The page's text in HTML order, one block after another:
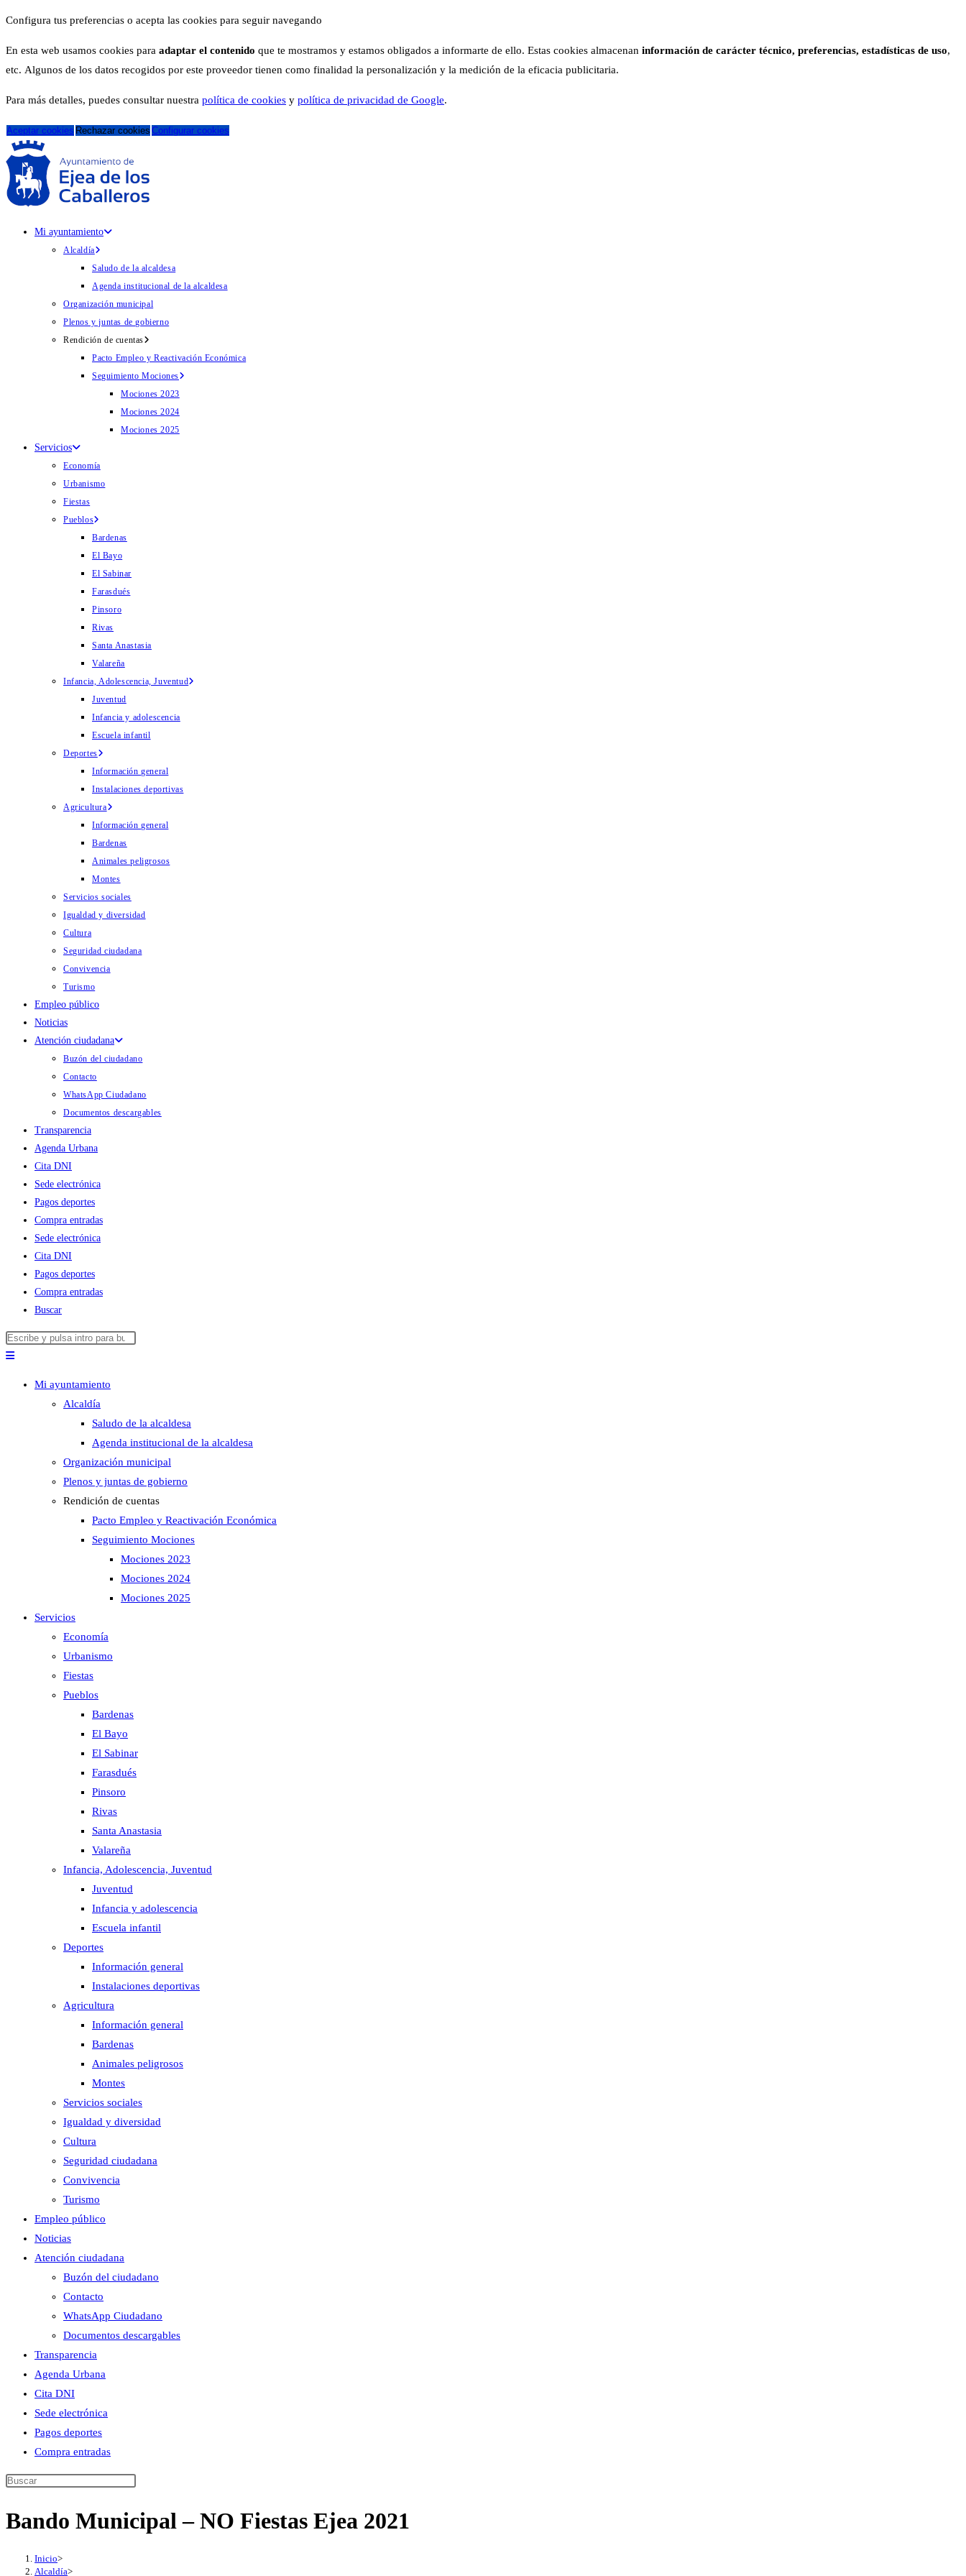
Configura tus preferencias o acepta las cookies para seguir navegando
En esta web usamos cookies para adaptar el contenido que te mostramos y estamos obligados a informarte de ello. Estas cookies almacenan información de carácter técnico, preferencias, estadísticas de uso,
etc. Algunos de los datos recogidos por este proveedor tienen como finalidad la personalización y la medición de la eficacia publicitaria.
Para más detalles, puedes consultar nuestra política de cookies y política de privacidad de Google.
Aceptar cookies Rechazar cookies Configurar cookies
Mi ayuntamiento
Alcaldía
Saludo de la alcaldesa
Agenda institucional de la alcaldesa
Organización municipal
Plenos y juntas de gobierno
Rendición de cuentas
Pacto Empleo y Reactivación Económica
Seguimiento Mociones
Mociones 2023
Mociones 2024
Mociones 2025
Servicios
Economía
Urbanismo
Fiestas
Pueblos
Bardenas
El Bayo
El Sabinar
Farasdués
Pinsoro
Rivas
Santa Anastasia
Valareña
Infancia, Adolescencia, Juventud
Juventud
Infancia y adolescencia
Escuela infantil
Deportes
Información general
Instalaciones deportivas
Agricultura
Información general
Bardenas
Animales peligrosos
Montes
Servicios sociales
Igualdad y diversidad
Cultura
Seguridad ciudadana
Convivencia
Turismo
Empleo público
Noticias
Atención ciudadana
Buzón del ciudadano
Contacto
WhatsApp Ciudadano
Documentos descargables
Transparencia
Agenda Urbana
Cita DNI
Sede electrónica
Pagos deportes
Compra entradas
Sede electrónica
Cita DNI
Pagos deportes
Compra entradas
Buscar
Buscar
en
panel
de
búsqueda.
Mi ayuntamiento
Alcaldía
Saludo de la alcaldesa
Agenda institucional de la alcaldesa
Organización municipal
Plenos y juntas de gobierno
Rendición de cuentas
Pacto Empleo y Reactivación Económica
Seguimiento Mociones
Mociones 2023
Mociones 2024
Mociones 2025
Servicios
Economía
Urbanismo
Fiestas
Pueblos
Bardenas
El Bayo
El Sabinar
Farasdués
Pinsoro
Rivas
Santa Anastasia
Valareña
Infancia, Adolescencia, Juventud
Juventud
Infancia y adolescencia
Escuela infantil
Deportes
Información general
Instalaciones deportivas
Agricultura
Información general
Bardenas
Animales peligrosos
Montes
Servicios sociales
Igualdad y diversidad
Cultura
Seguridad ciudadana
Convivencia
Turismo
Empleo público
Noticias
Atención ciudadana
Buzón del ciudadano
Contacto
WhatsApp Ciudadano
Documentos descargables
Transparencia
Agenda Urbana
Cita DNI
Sede electrónica
Pagos deportes
Compra entradas
Buscar
esta
Bando Municipal – NO Fiestas Ejea 2021
Inicio>
Alcaldía>